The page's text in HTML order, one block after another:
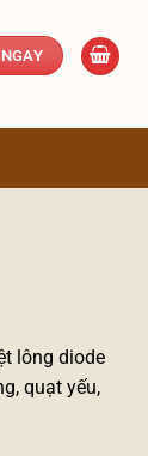
lông diode
quạt yếu,